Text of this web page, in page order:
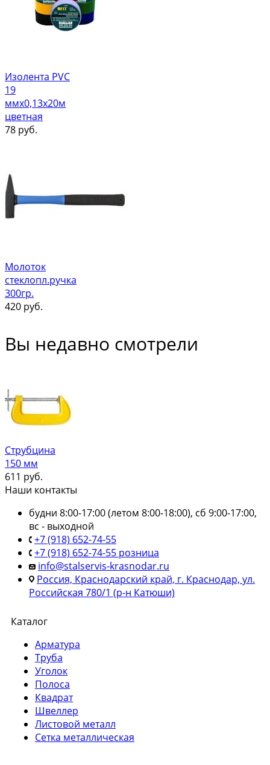
Изолента PVC
19
ммх0,13х20м
цветная
78 руб.
Молоток
стеклопл.ручка
300гр.
420 руб.
Вы недавно смотрели
Струбцина
150 мм
611 руб.
Наши контакты
будни 8:00-17:00 (летом 8:00-18:00), сб 9:00-17:00,
вс - выходной
+7 (918) 652-74-55
+7 (918) 652-74-55 розница
info@stalservis-krasnodar.ru
Россия, Краснодарский край, г. Краснодар, ул.
Российская 780/1 (р-н Катюши)
Каталог
Арматура
Труба
Уголок
Полоса
Квадрат
Швеллер
Листовой металл
Сетка металлическая